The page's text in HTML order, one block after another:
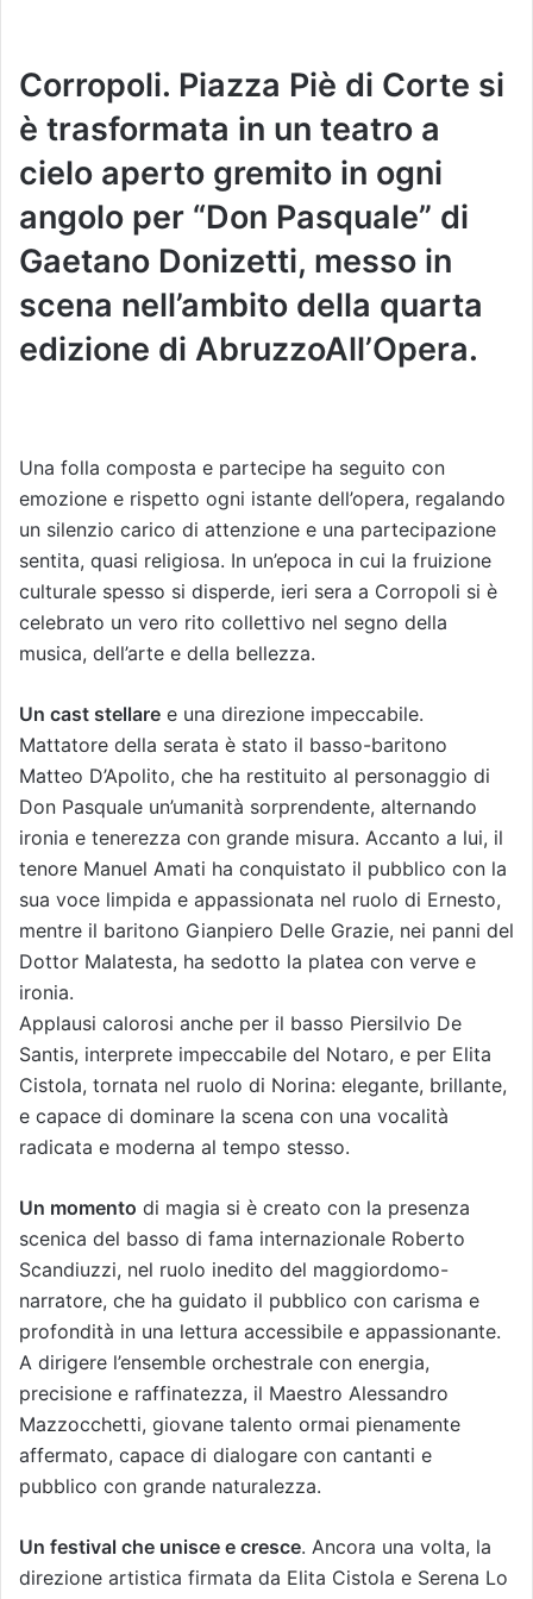
Corropoli. Piazza Piè di Corte si
è trasformata in un teatro a
cielo aperto gremito in ogni
angolo per “Don Pasquale” di
Gaetano Donizetti, messo in
scena nell’ambito della quarta
edizione di AbruzzoAll’Opera.
Una folla composta e partecipe ha seguito con
emozione e rispetto ogni istante dell’opera, regalando
un silenzio carico di attenzione e una partecipazione
sentita, quasi religiosa. In un’epoca in cui la fruizione
culturale spesso si disperde, ieri sera a Corropoli si è
celebrato un vero rito collettivo nel segno della
musica, dell’arte e della bellezza.
Un cast stellare e una direzione impeccabile.
Mattatore della serata è stato il basso-baritono
Matteo D’Apolito, che ha restituito al personaggio di
Don Pasquale un’umanità sorprendente, alternando
ironia e tenerezza con grande misura. Accanto a lui, il
tenore Manuel Amati ha conquistato il pubblico con la
sua voce limpida e appassionata nel ruolo di Ernesto,
mentre il baritono Gianpiero Delle Grazie, nei panni del
Dottor Malatesta, ha sedotto la platea con verve e
ironia.
Applausi calorosi anche per il basso Piersilvio De
Santis, interprete impeccabile del Notaro, e per Elita
Cistola, tornata nel ruolo di Norina: elegante, brillante,
e capace di dominare la scena con una vocalità
radicata e moderna al tempo stesso.
Un momento di magia si è creato con la presenza
scenica del basso di fama internazionale Roberto
Scandiuzzi, nel ruolo inedito del maggiordomo-
narratore, che ha guidato il pubblico con carisma e
profondità in una lettura accessibile e appassionante.
A dirigere l’ensemble orchestrale con energia,
precisione e raffinatezza, il Maestro Alessandro
Mazzocchetti, giovane talento ormai pienamente
affermato, capace di dialogare con cantanti e
pubblico con grande naturalezza.
Un festival che unisce e cresce. Ancora una volta, la
direzione artistica firmata da Elita Cistola e Serena Lo